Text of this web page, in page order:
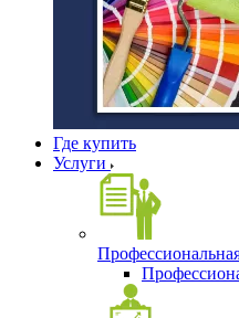
Где купить
Услуги